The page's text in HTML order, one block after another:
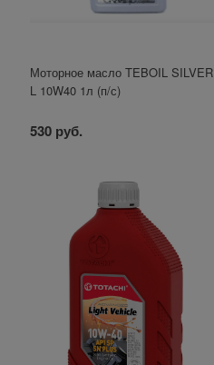
Моторное масло TEBOIL SILVER
L 10W40 1л (п/с)
530 руб.